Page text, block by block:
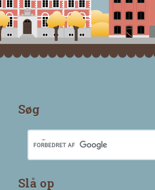
Søg
Slå op